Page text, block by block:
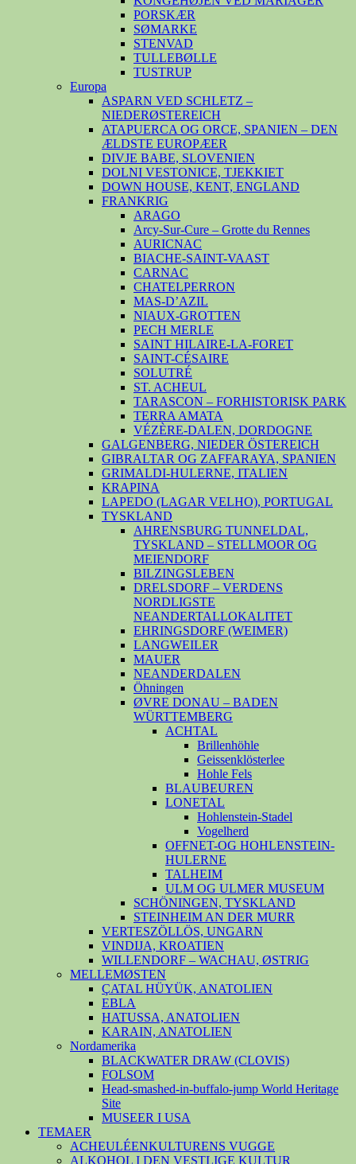
PORSKÆR
SØMARKE
STENVAD
TULLEBØLLE
TUSTRUP
Europa
ASPARN VED SCHLETZ –
NIEDERØSTEREICH
ATAPUERCA OG ORCE, SPANIEN – DEN
ÆLDSTE EUROPÆER
DIVJE BABE, SLOVENIEN
DOLNI VESTONICE, TJEKKIET
DOWN HOUSE, KENT, ENGLAND
FRANKRIG
ARAGO
Arcy-Sur-Cure – Grotte du Rennes
AURICNAC
BIACHE-SAINT-VAAST
CARNAC
CHATELPERRON
MAS-D’AZIL
NIAUX-GROTTEN
PECH MERLE
SAINT HILAIRE-LA-FORET
SAINT-CÉSAIRE
SOLUTRÉ
ST. ACHEUL
TARASCON – FORHISTORISK PARK
TERRA AMATA
VÉZÈRE-DALEN, DORDOGNE
GALGENBERG, NIEDER ÖSTEREICH
GIBRALTAR OG ZAFFARAYA, SPANIEN
GRIMALDI-HULERNE, ITALIEN
KRAPINA
LAPEDO (LAGAR VELHO), PORTUGAL
TYSKLAND
AHRENSBURG TUNNELDAL,
TYSKLAND – STELLMOOR OG
MEIENDORF
BILZINGSLEBEN
DRELSDORF – VERDENS
NORDLIGSTE
NEANDERTALLOKALITET
EHRINGSDORF (WEIMER)
LANGWEILER
MAUER
NEANDERDALEN
Öhningen
ØVRE DONAU – BADEN
WÜRTTEMBERG
ACHTAL
Brillenhöhle
Geissenklösterlee
Hohle Fels
BLAUBEUREN
LONETAL
Hohlenstein-Stadel
Vogelherd
OFFNET-OG HOHLENSTEIN-
HULERNE
TALHEIM
ULM OG ULMER MUSEUM
SCHÖNINGEN, TYSKLAND
STEINHEIM AN DER MURR
VERTESZÖLLÖS, UNGARN
VINDIJA, KROATIEN
WILLENDORF – WACHAU, ØSTRIG
MELLEMØSTEN
ÇATAL HÜYÜK, ANATOLIEN
EBLA
HATUSSA, ANATOLIEN
KARAIN, ANATOLIEN
Nordamerika
BLACKWATER DRAW (CLOVIS)
FOLSOM
Head-smashed-in-buffalo-jump World Heritage
Site
MUSEER I USA
TEMAER
ACHEULÉENKULTURENS VUGGE
ALKOHOL I DEN VESTLIGE KULTUR